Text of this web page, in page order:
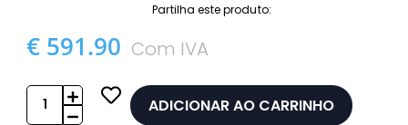
Partilha este produto:
€ 591.90 Com IVA
ADICIONAR AO CARRINHO